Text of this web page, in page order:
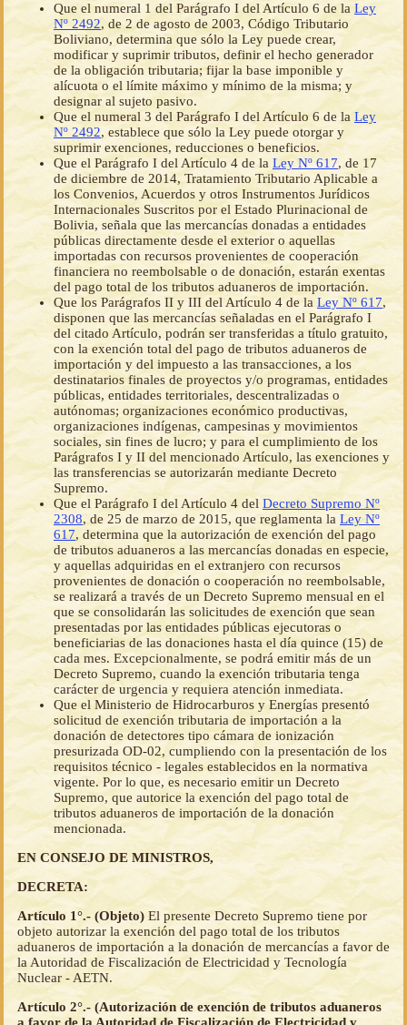
Que el numeral 1 del Parágrafo I del Artículo 6 de laLey
Nº 2492, de 2 de agosto de 2003, Código Tributario
Boliviano, determina que sólo la Ley puede crear,
modificar y suprimir tributos, definir el hecho generador
de la obligación tributaria; fijar la base imponible y
alícuota o el límite máximo y mínimo de la misma; y
designar al sujeto pasivo.
Que el numeral 3 del Parágrafo I del Artículo 6 de la Ley
Nº 2492, establece que sólo la Ley puede otorgar y
suprimir exenciones, reducciones o beneficios.
Que el Parágrafo I del Artículo 4 de la Ley Nº 617, de 17
de diciembre de 2014, Tratamiento Tributario Aplicable a
los Convenios, Acuerdos y otros Instrumentos Jurídicos
Internacionales Suscritos por el Estado Plurinacional de
Bolivia, señala que las mercancías donadas a entidades
públicas directamente desde el exterior o aquellas
importadas con recursos provenientes de cooperación
financiera no reembolsable o de donación, estarán exentas
del pago total de los tributos aduaneros de importación.
Que los Parágrafos II y III del Artículo 4 de la Ley Nº 617,
disponen que las mercancías señaladas en el Parágrafo I
del citado Artículo, podrán ser transferidas a título gratuito,
con la exención total del pago de tributos aduaneros de
importación y del impuesto a las transacciones, a los
destinatarios finales de proyectos y/o programas, entidades
públicas, entidades territoriales, descentralizadas o
autónomas; organizaciones económico productivas,
organizaciones indígenas, campesinas y movimientos
sociales, sin fines de lucro; y para el cumplimiento de los
Parágrafos I y II del mencionado Artículo, las exenciones y
las transferencias se autorizarán mediante Decreto
Supremo.
Que el Parágrafo I del Artículo 4 del Decreto Supremo Nº
2308, de 25 de marzo de 2015, que reglamenta la Ley Nº
617, determina que la autorización de exención del pago
de tributos aduaneros a las mercancías donadas en especie,
y aquellas adquiridas en el extranjero con recursos
provenientes de donación o cooperación no reembolsable,
se realizará a través de un Decreto Supremo mensual en el
que se consolidarán las solicitudes de exención que sean
presentadas por las entidades públicas ejecutoras o
beneficiarias de las donaciones hasta el día quince (15) de
cada mes. Excepcionalmente, se podrá emitir más de un
Decreto Supremo, cuando la exención tributaria tenga
carácter de urgencia y requiera atención inmediata.
Que el Ministerio de Hidrocarburos y Energías presentó
solicitud de exención tributaria de importación a la
donación de detectores tipo cámara de ionización
presurizada OD-02, cumpliendo con la presentación de los
requisitos técnico - legales establecidos en la normativa
vigente. Por lo que, es necesario emitir un Decreto
Supremo, que autorice la exención del pago total de
tributos aduaneros de importación de la donación
mencionada.
EN CONSEJO DE MINISTROS,
DECRETA:
Artículo 1°.- (Objeto) El presente Decreto Supremo tiene por
objeto autorizar la exención del pago total de los tributos
aduaneros de importación a la donación de mercancías a favor de
la Autoridad de Fiscalización de Electricidad y Tecnología
Nuclear - AETN.
Artículo 2°.- (Autorización de exención de tributos aduaneros